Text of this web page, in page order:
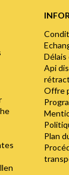
Api
Offre
Plan